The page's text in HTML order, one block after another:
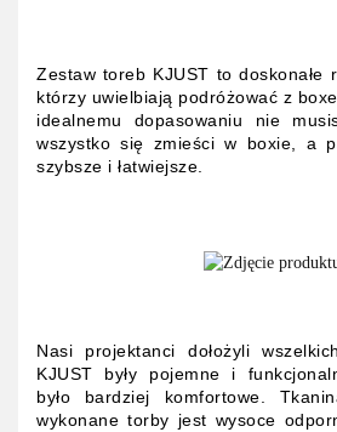
Zestaw toreb KJUST to doskonałe
którzy uwielbiają podróżować z
idealnemu dopasowaniu nie
wszystko się zmieści w boxie, a
szybsze i łatwiejsze.
Nasi projektanci dołożyli
KJUST były pojemne i
było bardziej komfortowe.
wykonane torby jest wysoce